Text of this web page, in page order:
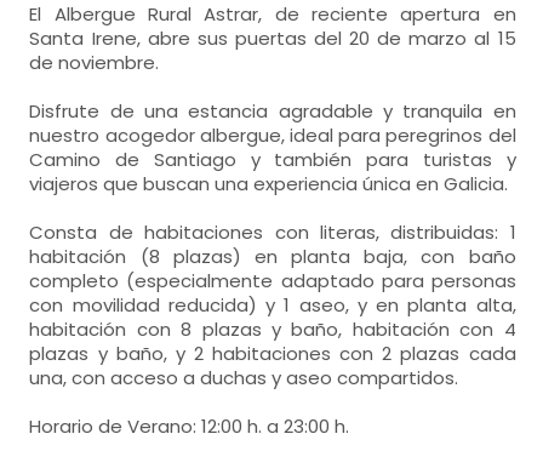
El Albergue Rural Astrar, de reciente apertura en
Santa Irene, abre sus puertas del 20 de marzo al 15
de noviembre.
Disfrute de una estancia agradable y tranquila en
nuestro acogedor albergue, ideal para peregrinos del
Camino de Santiago y también para turistas y
viajeros que buscan una experiencia única en Galicia.
Consta de habitaciones con literas, distribuidas: 1
habitación (8 plazas) en planta baja, con baño
completo (especialmente adaptado para personas
con movilidad reducida) y 1 aseo, y en planta alta,
habitación con 8 plazas y baño, habitación con 4
plazas y baño, y 2 habitaciones con 2 plazas cada
una, con acceso a duchas y aseo compartidos.
Horario de Verano: 12:00 h. a 23:00 h.